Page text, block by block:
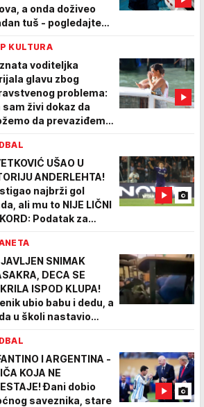
a onda doživeo
tuš - pogledajte
KULTURA
voditeljka
glavu zbog
problema:
sam živi dokaz da
da prevaziđemo
UŠAO U
ANDERLEHTA!
najbrži gol
ali mu to NIJE LIČNI
Podatak za
pogađao još ranije!
SNIMAK
DECA SE
ISPOD KLUPA!
ubio babu i dedu, a
u školi nastavio
i đake!
VIDEO)I ARGENTINA -
KOJA NE
Đani dobio
saveznika, stare